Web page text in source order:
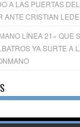
A LAS PUERTAS
ANTE CRISTIAN
LÍNEA 21» QUE
YA SURTE A